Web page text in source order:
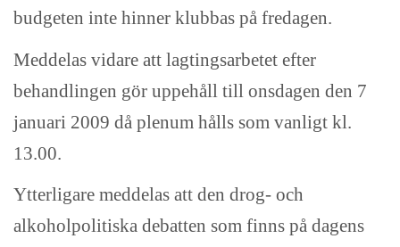
budgeten inte hinner klubbas på fredagen.
Meddelas vidare att lagtingsarbetet efter
behandlingen gör uppehåll till onsdagen den 7
januari 2009 då plenum hålls som vanligt kl.
13.00.
Ytterligare meddelas att den drog- och
alkoholpolitiska debatten som finns på dagens